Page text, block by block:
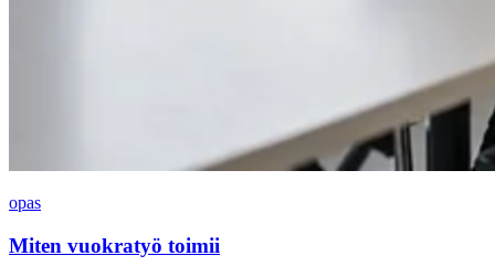
opas
Miten vuokratyö toimii